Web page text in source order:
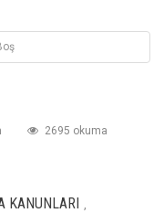
2695 okuma
KANUNLARI